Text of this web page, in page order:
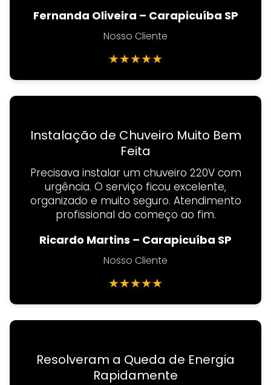
Fernanda Oliveira – Carapicuíba SP
Nosso Cliente
★★★★★
Instalação de Chuveiro Muito Bem
Feita
Precisava instalar um chuveiro 220V com
urgência. O serviço ficou excelente,
organizado e muito seguro. Atendimento
profissional do começo ao fim.
Ricardo Martins – Carapicuíba SP
Nosso Cliente
★★★★★
Resolveram a Queda de Energia
Rapidamente